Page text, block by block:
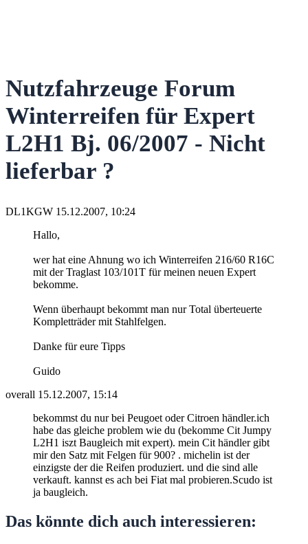
Nutzfahrzeuge Forum
Winterreifen für Expert
L2H1 Bj. 06/2007 - Nicht
lieferbar ?
DL1KGW 15.12.2007, 10:24
Hallo,
wer hat eine Ahnung wo ich Winterreifen 216/60 R16C
mit der Traglast 103/101T für meinen neuen Expert
bekomme.
Wenn überhaupt bekommt man nur Total überteuerte
Kompletträder mit Stahlfelgen.
Danke für eure Tipps
Guido
overall 15.12.2007, 15:14
bekommst du nur bei Peugoet oder Citroen händler.ich
habe das gleiche problem wie du (bekomme Cit Jumpy
L2H1 iszt Baugleich mit expert). mein Cit händler gibt
mir den Satz mit Felgen für 900? . michelin ist der
einzigste der die Reifen produziert. und die sind alle
verkauft. kannst es ach bei Fiat mal probieren.Scudo ist
ja baugleich.
Das könnte dich auch interessieren: